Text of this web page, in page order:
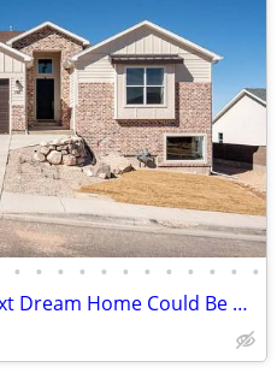
• • • • • • • • • • • •
🚨 Stop Scrolling—Your Next Dream Home Could Be Right Here!